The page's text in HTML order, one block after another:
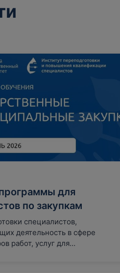
для
по закупкам
специалистов,
деятельность в сфере
работ, услуг для